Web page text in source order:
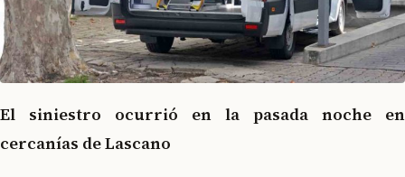
El siniestro ocurrió en la pasada noche en
cercanías de Lascano